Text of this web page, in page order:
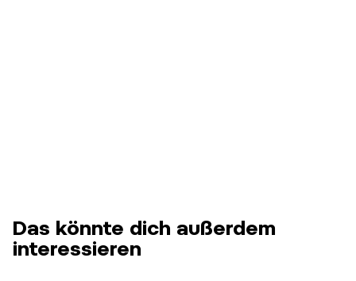
Das könnte dich außerdem
interessieren